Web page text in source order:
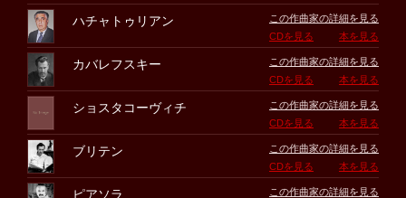
ハチャトゥリアン
この作曲家の詳細を見る
CDを見る
本を見る
カバレフスキー
この作曲家の詳細を見る
CDを見る
本を見る
ショスタコーヴィチ
この作曲家の詳細を見る
CDを見る
本を見る
ブリテン
この作曲家の詳細を見る
CDを見る
本を見る
ピアソラ
この作曲家の詳細を見る